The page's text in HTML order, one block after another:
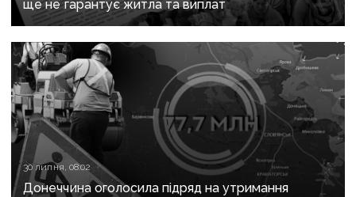
ще не гарантує житла та виплат
30 липня, 08:02
Донеччина оголосила підряд на утримання